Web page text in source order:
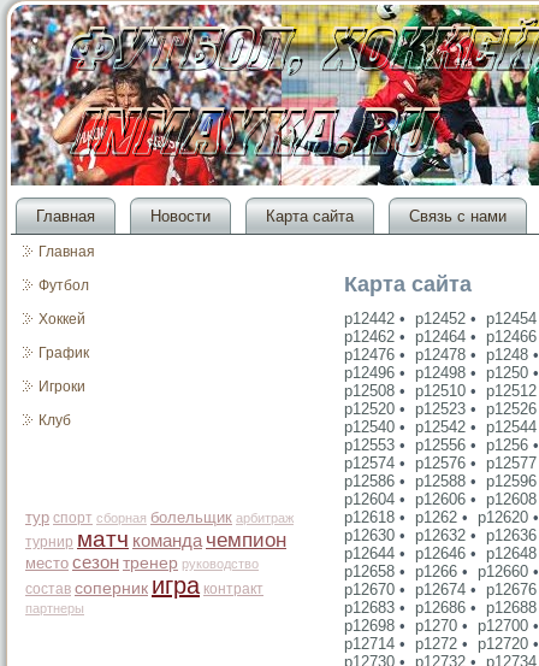
Главная Новости Карта сайта Связь с нами
Главная
Футбол
Хоккей
График
Игроки
Клуб
тур спорт сборная болельщик арбитраж
турнир матч команда чемпион
место сезон тренер руководство
состав соперник игра контракт
партнеры
Карта сайта
p12442 • p12452 • p12454
p12462 • p12464 • p12466
p12476 • p12478 • p1248
p12496 • p12498 • p1250
p12508 • p12510 • p12512
p12520 • p12523 • p12526
p12540 • p12542 • p12544
p12553 • p12556 • p1256
p12574 • p12576 • p12577
p12586 • p12588 • p12596
p12604 • p12606 • p12608
p12618 • p1262 • p12620
p12630 • p12632 • p12636
p12644 • p12646 • p12648
p12658 • p1266 • p12660
p12670 • p12674 • p12676
p12683 • p12686 • p12688
p12698 • p1270 • p12700
p12714 • p1272 • p12720
p12730 • p12732 • p12734